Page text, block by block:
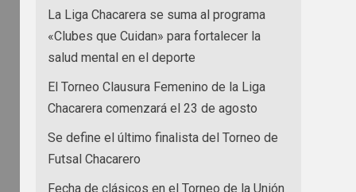
La Liga Chacarera se suma al programa
«Clubes que Cuidan» para fortalecer la
salud mental en el deporte
El Torneo Clausura Femenino de la Liga
Chacarera comenzará el 23 de agosto
Se define el último finalista del Torneo de
Futsal Chacarero
Fecha de clásicos en el Torneo de la Unión